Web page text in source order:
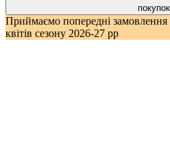
покупок
Приймаємо попередні замовлення
квітів сезону 2026-27 рр